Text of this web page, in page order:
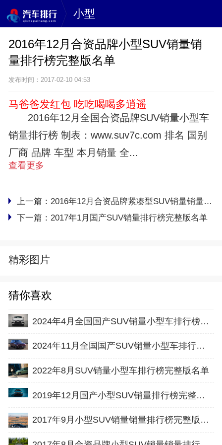
小型
2016年12月合资品牌小型SUV销量销
量排行榜完整版名单
发布时间：2017-02-10 04:53
马爸爸发红包 吃吃喝喝多逍遥
2016年12月全国合资品牌SUV销量小型车
销量排行榜 制表：www.suv7c.com 排名 国别
厂商 品牌 车型 本月销量 全...
查看更多
上一篇： 2016年12月合资品牌紧凑型SUV销量销量排行榜完整版名单
下一篇： 2017年1月国产SUV销量排行榜完整版名单
精彩图片
猜你喜欢
2024年4月全国国产SUV销量小型车排行榜完整版(零售量
2024年11月全国国产SUV销量小型车排行榜完整版(出口量
2022年8月SUV销量小型车排行榜完整版名单
2019年12月国产小型SUV销量排行榜完整版名单
2017年9月小型SUV销量销量排行榜完整版名单